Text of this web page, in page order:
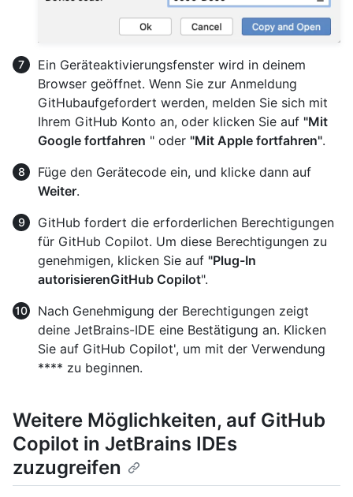
Ein Geräteaktivierungsfenster wird in deinem
Browser geöffnet. Wenn Sie zur Anmeldung
GitHubaufgefordert werden, melden Sie sich mit
Ihrem GitHub Konto an, oder klicken Sie auf "Mit
Google fortfahren " oder "Mit Apple fortfahren".
Füge den Gerätecode ein, und klicke dann auf
Weiter.
GitHub fordert die erforderlichen Berechtigungen
für GitHub Copilot. Um diese Berechtigungen zu
genehmigen, klicken Sie auf "Plug-In
autorisierenGitHub Copilot".
Nach Genehmigung der Berechtigungen zeigt
deine JetBrains-IDE eine Bestätigung an. Klicken
Sie auf GitHub Copilot', um mit der Verwendung
**** zu beginnen.
Weitere Möglichkeiten, auf GitHub
Copilot in JetBrains IDEs
zuzugreifen